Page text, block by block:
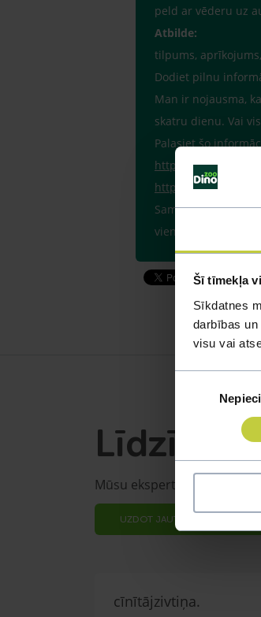
Šī tīmekļa
Sīkdatnes
darbības
visu vai
peld ar vēderu uz
Atbilde:
tilpums,
Dodiet pilnu
Man ir nojausma,
skatru dienu. Vai
Palasiet šo
http://
http://
Samaziniet
vienu dienu nedēļā
Līdzīgi
Mūsu eksperti spēs atbildēt
UZDOT JAUTĀJUMU
cīnītājzivtiņa.